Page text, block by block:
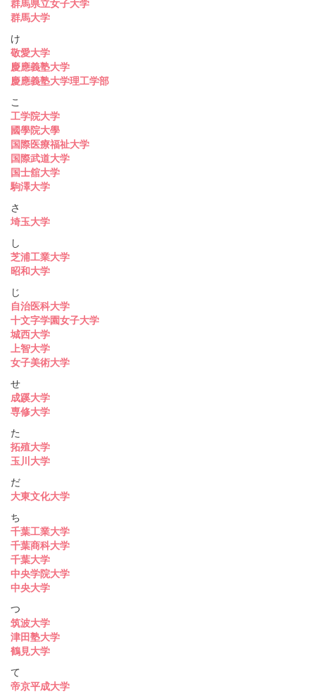
群馬県立女子大学
群馬大学
け
敬愛大学
慶應義塾大学
慶應義塾大学理工学部
こ
工学院大学
國學院大學
国際医療福祉大学
国際武道大学
国士舘大学
駒澤大学
さ
埼玉大学
し
芝浦工業大学
昭和大学
じ
自治医科大学
十文字学園女子大学
城西大学
上智大学
女子美術大学
せ
成蹊大学
専修大学
た
拓殖大学
玉川大学
だ
大東文化大学
ち
千葉工業大学
千葉商科大学
千葉大学
中央学院大学
中央大学
つ
筑波大学
津田塾大学
鶴見大学
て
帝京平成大学